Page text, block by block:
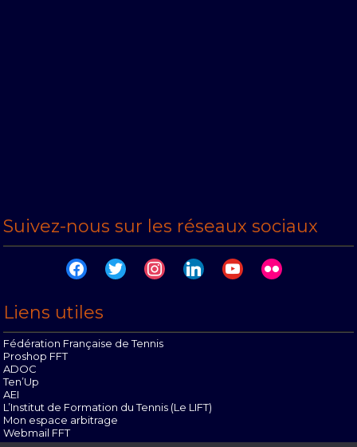
Suivez-nous sur les réseaux sociaux
facebooktwitter instagramlinkedinyoutubeflickr
Liens utiles
Fédération Française de Tennis
Proshop FFT
ADOC
Ten’Up
AEI
L’Institut de Formation du Tennis (Le LIFT)
Mon espace arbitrage
Webmail FFT